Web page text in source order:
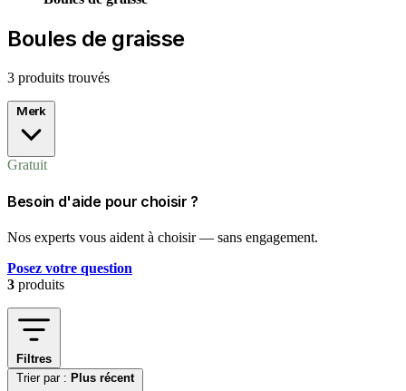
Boules de graisse
3 produits trouvés
Merk
Gratuit
Besoin d'aide pour choisir ?
Nos experts vous aident à choisir — sans engagement.
Posez votre question
3 produits
Filtres
Trier par : Plus récent